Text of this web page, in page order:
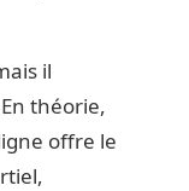
il
théorie,
offre le